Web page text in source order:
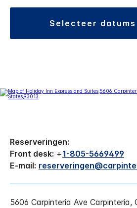
selecteer datums
Reserveringen:
Front desk: +1-805-5669499
E-mail:
5606 Carpinteria Ave Carpinteria,